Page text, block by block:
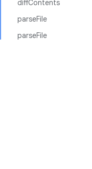
diffContents
parseFile
parseFile